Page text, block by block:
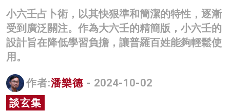
商業
科技
名家榜
灼見活動
小六壬占卜術，以其快狠準和簡潔的特性，逐漸
受到廣泛關注。作為大六壬的精簡版，小六壬的
設計旨在降低學習負擔，讓普羅百姓能夠輕鬆使
用。
作者:潘樂德 - 2024-10-02
談玄集